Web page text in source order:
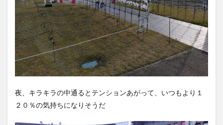
夜、キラキラの中通るとテンションあがって、いつもより１
２０％の気持ちになりそうだ